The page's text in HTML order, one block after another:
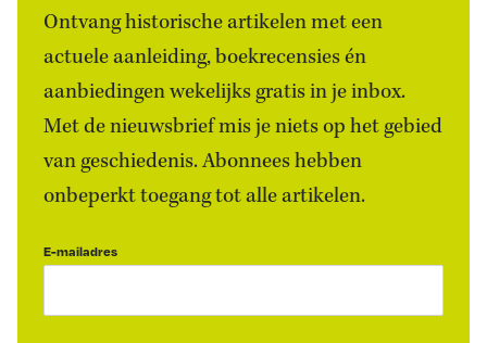
Ontvang historische artikelen met een
actuele aanleiding, boekrecensies én
aanbiedingen wekelijks gratis in je inbox.
Met de nieuwsbrief mis je niets op het gebied
van geschiedenis. Abonnees hebben
onbeperkt toegang tot alle artikelen.
E-mailadres